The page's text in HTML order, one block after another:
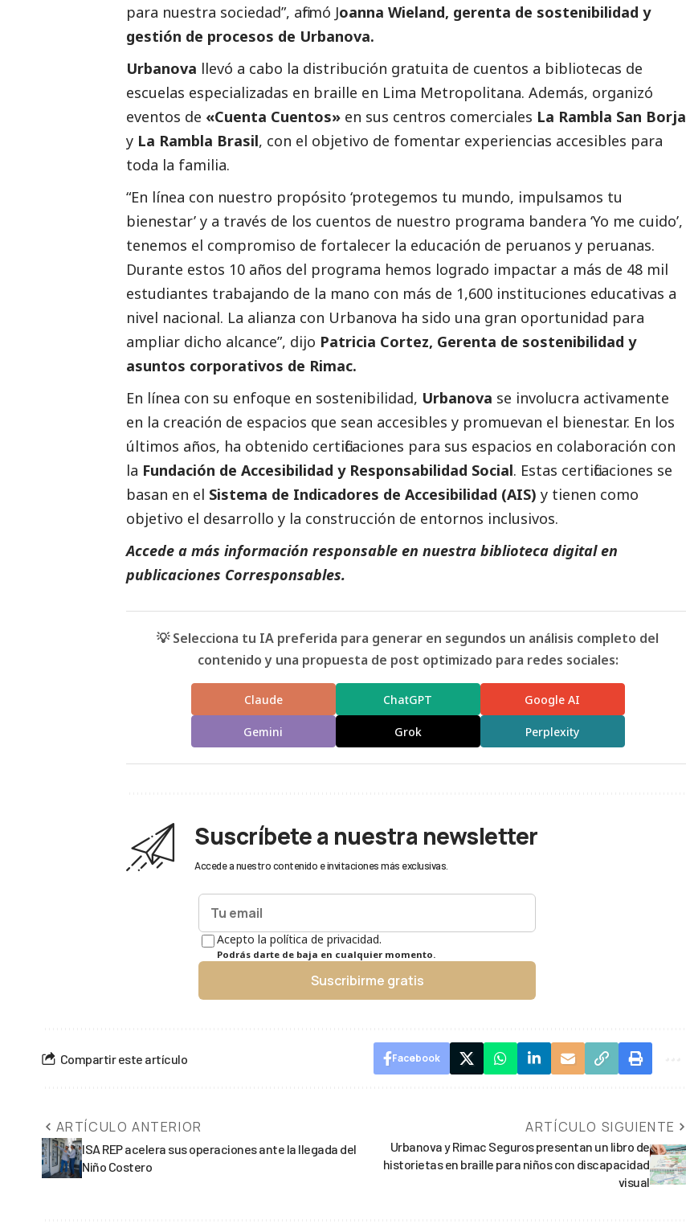
para nuestra sociedad”, afirmó Joanna Wieland, gerenta de sostenibilidad y
gestión de procesos de Urbanova.
Urbanova llevó a cabo la distribución gratuita de cuentos a bibliotecas de
escuelas especializadas en braille en Lima Metropolitana. Además, organizó
eventos de «Cuenta Cuentos» en sus centros comerciales La Rambla San Borja
y La Rambla Brasil, con el objetivo de fomentar experiencias accesibles para
toda la familia.
“En línea con nuestro propósito ‘protegemos tu mundo, impulsamos tu
bienestar’ y a través de los cuentos de nuestro programa bandera ‘Yo me cuido’,
tenemos el compromiso de fortalecer la educación de peruanos y peruanas.
Durante estos 10 años del programa hemos logrado impactar a más de 48 mil
estudiantes trabajando de la mano con más de 1,600 instituciones educativas a
nivel nacional. La alianza con Urbanova ha sido una gran oportunidad para
ampliar dicho alcance”, dijo Patricia Cortez, Gerenta de sostenibilidad y
asuntos corporativos de Rimac.
En línea con su enfoque en sostenibilidad, Urbanova se involucra activamente
en la creación de espacios que sean accesibles y promuevan el bienestar. En los
últimos años, ha obtenido certificaciones para sus espacios en colaboración con
la Fundación de Accesibilidad y Responsabilidad Social. Estas certificaciones se
basan en el Sistema de Indicadores de Accesibilidad (AIS) y tienen como
objetivo el desarrollo y la construcción de entornos inclusivos.
Accede a más información responsable en nuestra biblioteca digital en
publicaciones Corresponsables.
💡 Selecciona tu IA preferida para generar en segundos un análisis completo del
contenido y una propuesta de post optimizado para redes sociales:
Claude ChatGPT Google AI
Gemini Grok Perplexity
Suscríbete a nuestra newsletter
Accede a nuestro contenido e invitaciones más exclusivas.
Acepto la política de privacidad.
Podrás darte de baja en cualquier momento.
Suscribirme gratis
Compartir este artículo Facebook
ARTÍCULO ANTERIOR
ISA REP acelera sus operaciones ante la llegada del
Niño Costero
ARTÍCULO SIGUIENTE
Urbanova y Rimac Seguros presentan un libro de
historietas en braille para niños con discapacidad
visual